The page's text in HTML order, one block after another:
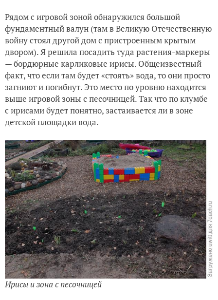
Рядом с игровой зоной обнаружился большой
фундаментный валун (там в Великую Отечественную
войну стоял другой дом с пристроенным крытым
двором). Я решила посадить туда растения-маркеры
— бордюрные карликовые ирисы. Общеизвестный
факт, что если там будет «стоять» вода, то они просто
загниют и погибнут. Это место по уровню находится
выше игровой зоны с песочницей. Так что по клумбе
с ирисами будет понятно, застаивается ли в зоне
детской площадки вода.
Ирисы и зона с песочницей